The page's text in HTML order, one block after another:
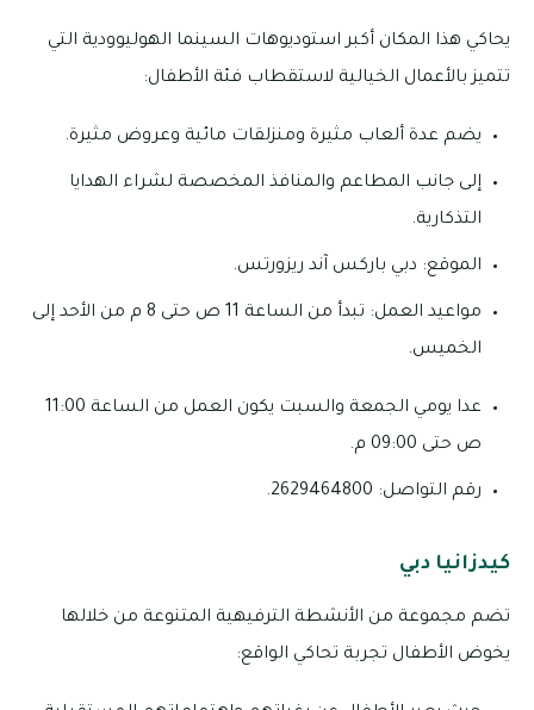
يحاكي هذا المكان أكبر استوديوهات السينما الهوليوودية التي
تتميز بالأعمال الخيالية لاستقطاب فئة الأطفال:
يضم عدة ألعاب مثيرة ومنزلقات مائية وعروض مثيرة.
إلى جانب المطاعم والمنافذ المخصصة لشراء الهدايا
التذكارية.
الموقع: دبي باركس آند ريزورتس.
مواعيد العمل: تبدأ من الساعة 11 ص حتى 8 م من الأحد إلى
الخميس.
عدا يومي الجمعة والسبت يكون العمل من الساعة 11:00
ص حتى 09:00 م.
رقم التواصل: 2629464800.
كيدزانيا دبي
تضم مجموعة من الأنشطة الترفيهية المتنوعة من خلالها
يخوض الأطفال تجربة تحاكي الواقع: